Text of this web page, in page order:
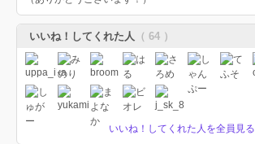
いいね！してくれた人 （ 64 ）
いいね！してくれた人を全員見る